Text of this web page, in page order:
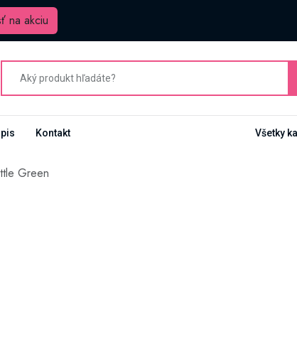
na akciu
Kontakt Všetky
Green